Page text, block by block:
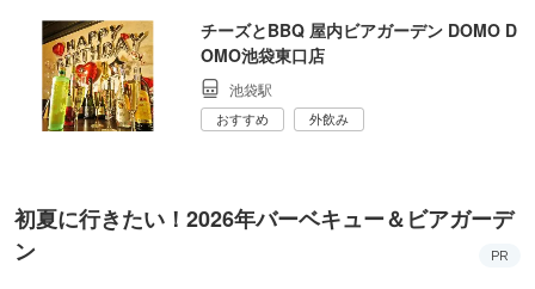
チーズとBBQ 屋内ビアガーデン DOMO D
OMO池袋東口店
池袋駅
おすすめ 外飲み
初夏に行きたい！2026年バーベキュー＆ビアガーデ
ン
PR